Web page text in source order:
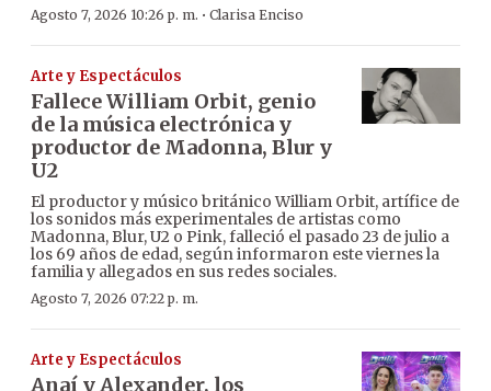
Agosto 7, 2026 10:26 p. m. · Clarisa Enciso
Arte y Espectáculos
Fallece William Orbit, genio
de la música electrónica y
productor de Madonna, Blur y
U2
El productor y músico británico William Orbit, artífice de
los sonidos más experimentales de artistas como
Madonna, Blur, U2 o Pink, falleció el pasado 23 de julio a
los 69 años de edad, según informaron este viernes la
familia y allegados en sus redes sociales.
Agosto 7, 2026 07:22 p. m.
Arte y Espectáculos
Anaí y Alexander, los